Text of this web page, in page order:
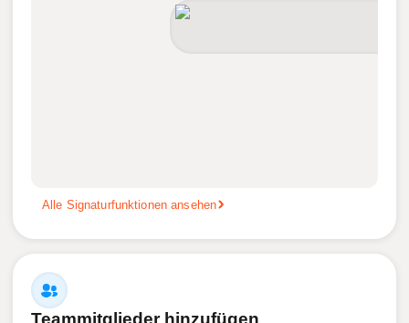
Alle Signaturfunktionen ansehen
Teammitglieder hinzufügen